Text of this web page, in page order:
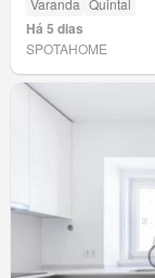
Há 5 dias
SPOTAHOME